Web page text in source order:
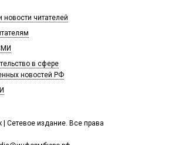
Сетевое издание. Все права
новости читателей
в сфере
новостей РФ